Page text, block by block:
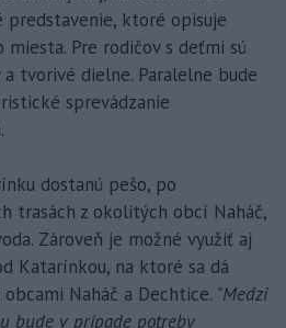
predstavenie, ktoré opisuje
Pre rodičov s deťmi sú
tvorivé dielne. Paralelne bude
sprevádzanie
dostanú pešo, po
trasách z okolitých obcí Naháč,
Zároveň je možné využiť aj
Katarínkou, na ktoré sa dá
Naháč a Dechtice. "Medzi
bude v prípade potreby